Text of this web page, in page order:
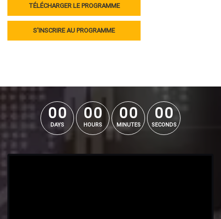
TÉLÉCHARGER LE PROGRAMME
S'INSCRIRE AU PROGRAMME
00
00
DAYS
00
00
HOURS
00
00
MINUTES
00
00
SECONDS